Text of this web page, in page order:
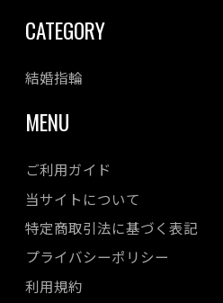
CATEGORY
結婚指輪
MENU
ご利用ガイド
当サイトについて
特定商取引法に基づく表記
プライバシーポリシー
利用規約